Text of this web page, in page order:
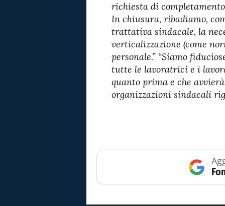
richiesta di
In chiusura, ribadiamo,
trattativa sindacale, la
verticalizzazione (come
personale.” “Siamo
tutte le lavoratrici e i
quanto prima e che
organizzazioni sindacali